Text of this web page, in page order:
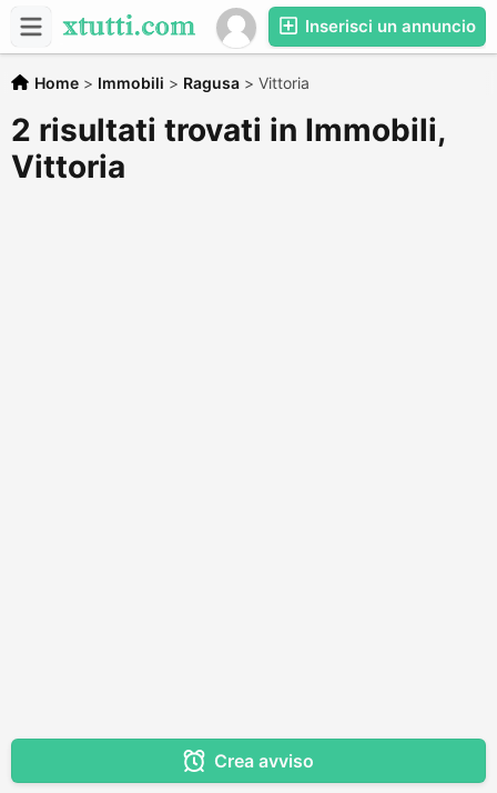
Inserisci un annuncio
Home > Immobili > Ragusa > Vittoria
2 risultati trovati in Immobili,
Vittoria
Crea avviso